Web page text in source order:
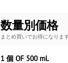
数量別価格
まとめ買いでお得になりま
1 個 OF 500 ml.